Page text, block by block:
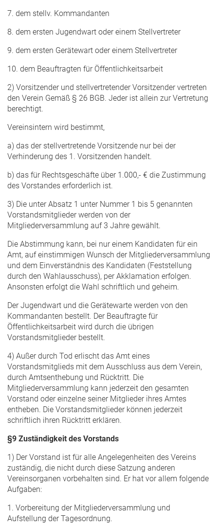
7. dem stellv. Kommandanten
8. dem ersten Jugendwart oder einem Stellvertreter
9. dem ersten Gerätewart oder einem Stellvertreter
10. dem Beauftragten für Öffentlichkeitsarbeit
2) Vorsitzender und stellvertretender Vorsitzender vertreten
den Verein Gemäß § 26 BGB. Jeder ist allein zur Vertretung
berechtigt.
Vereinsintern wird bestimmt,
a) das der stellvertretende Vorsitzende nur bei der
Verhinderung des 1. Vorsitzenden handelt.
b) das für Rechtsgeschäfte über 1.000,- € die Zustimmung
des Vorstandes erforderlich ist.
3) Die unter Absatz 1 unter Nummer 1 bis 5 genannten
Vorstandsmitglieder werden von der
Mitgliederversammlung auf 3 Jahre gewählt.
Die Abstimmung kann, bei nur einem Kandidaten für ein
Amt, auf einstimmigen Wunsch der Mitgliederversammlung
und dem Einverständnis des Kandidaten (Feststellung
durch den Wahlausschuss), per Akklamation erfolgen.
Ansonsten erfolgt die Wahl schriftlich und geheim.
Der Jugendwart und die Gerätewarte werden von den
Kommandanten bestellt. Der Beauftragte für
Öffentlichkeitsarbeit wird durch die übrigen
Vorstandsmitglieder bestellt.
4) Außer durch Tod erlischt das Amt eines
Vorstandsmitglieds mit dem Ausschluss aus dem Verein,
durch Amtsenthebung und Rücktritt. Die
Mitgliederversammlung kann jederzeit den gesamten
Vorstand oder einzelne seiner Mitglieder ihres Amtes
entheben. Die Vorstandsmitglieder können jederzeit
schriftlich ihren Rücktritt erklären.
§9 Zuständigkeit des Vorstands
1) Der Vorstand ist für alle Angelegenheiten des Vereins
zuständig, die nicht durch diese Satzung anderen
Vereinsorganen vorbehalten sind. Er hat vor allem folgende
Aufgaben:
1. Vorbereitung der Mitgliederversammlung und
Aufstellung der Tagesordnung.